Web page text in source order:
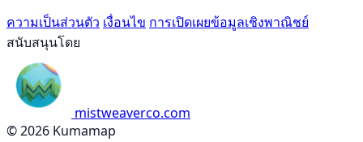
ความเป็นส่วนตัว เงื่อนไข การเปิดเผยข้อมูลเชิงพาณิชย์
สนับสนุนโดย
mistweaverco.com
© 2026 Kumamap